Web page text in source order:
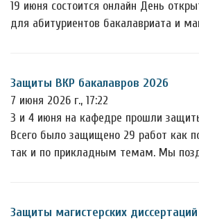
19 июня состоится онлайн День
для абитуриентов бакалавриата и
Защиты ВКР бакалавров 2026
7 июня 2026 г., 17:22
3 и 4 июня на кафедре прошли
Всего было защищено 29 работ как
так и по прикладным темам. Мы
Защиты магистерских